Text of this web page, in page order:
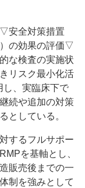
安全対策措置
）の効果の評価▽
な検査の実施状
リスク最小化活
、実臨床下で
続や追加の対策
としている。
するフルサポー
を基軸とし、
販売後までの一
制を強みとして